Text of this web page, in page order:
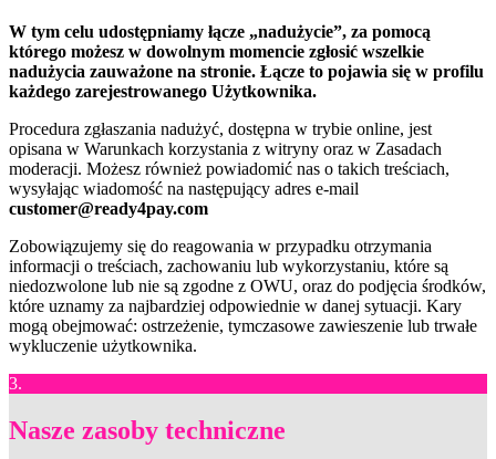
W tym celu udostępniamy łącze „nadużycie”, za pomocą
którego możesz w dowolnym momencie zgłosić wszelkie
nadużycia zauważone na stronie. Łącze to pojawia się w profilu
każdego zarejestrowanego Użytkownika.
Procedura zgłaszania nadużyć, dostępna w trybie online, jest
opisana w Warunkach korzystania z witryny oraz w Zasadach
moderacji. Możesz również powiadomić nas o takich treściach,
wysyłając wiadomość na następujący adres e-mail
customer@ready4pay.com
Zobowiązujemy się do reagowania w przypadku otrzymania
informacji o treściach, zachowaniu lub wykorzystaniu, które są
niedozwolone lub nie są zgodne z OWU, oraz do podjęcia środków,
które uznamy za najbardziej odpowiednie w danej sytuacji. Kary
mogą obejmować: ostrzeżenie, tymczasowe zawieszenie lub trwałe
wykluczenie użytkownika.
3.
Nasze zasoby techniczne